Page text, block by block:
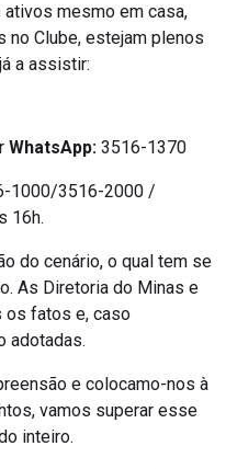
mesmo em casa,
no Clube, estejam plenos
a assistir:
WhatsApp: 3516-1370
1000/3516-2000 /
16h.
do cenário, o qual tem se
As Diretoria do Minas e
os fatos e, caso
adotadas.
e colocamo-nos à
vamos superar esse
inteiro.